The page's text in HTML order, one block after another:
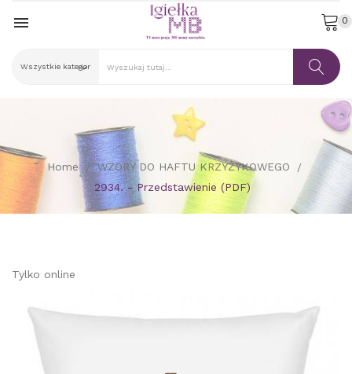
 0
Home
WZORY DO HAFTU KRZYŻYKOWEGO
2934. - Przedstawienie (PDF)
Tylko online